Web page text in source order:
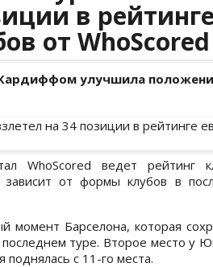
в рейтинге
от WhoScored
улучшила
WhoScored ведет рейтинг
зависит от формы клубов в
момент Барселона, которая
туре. Второе место у
поднялась с 11-го места.